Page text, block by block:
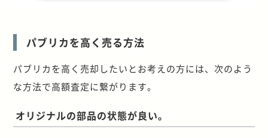
パブリカを高く売る方法
パブリカを高く売却したいとお考えの方には、次のよう
な方法で高額査定に繋がります。
オリジナルの部品の状態が良い。